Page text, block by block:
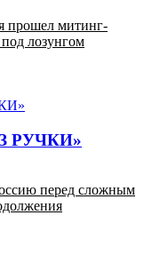
прошел митинг-
лозунгом
РУЧКИ»
перед сложным